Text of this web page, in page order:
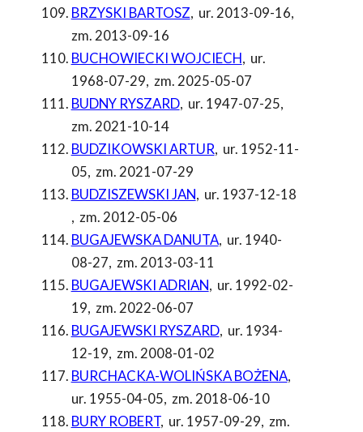
BRZYSKI BARTOSZ, ur. 2013-09-16,
zm. 2013-09-16
BUCHOWIECKI WOJCIECH, ur.
1968-07-29, zm. 2025-05-07
BUDNY RYSZARD, ur. 1947-07-25,
zm. 2021-10-14
BUDZIKOWSKI ARTUR, ur. 1952-11-
05, zm. 2021-07-29
BUDZISZEWSKI JAN, ur. 1937-12-18
, zm. 2012-05-06
BUGAJEWSKA DANUTA, ur. 1940-
08-27, zm. 2013-03-11
BUGAJEWSKI ADRIAN, ur. 1992-02-
19, zm. 2022-06-07
BUGAJEWSKI RYSZARD, ur. 1934-
12-19, zm. 2008-01-02
BURCHACKA-WOLIŃSKA BOŻENA,
ur. 1955-04-05, zm. 2018-06-10
BURY ROBERT, ur. 1957-09-29, zm.